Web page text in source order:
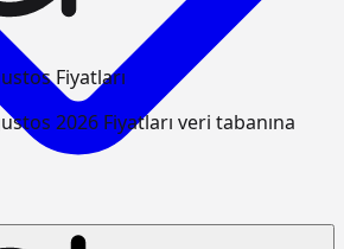
Fiyatları
2026 Fiyatları veri tabanına